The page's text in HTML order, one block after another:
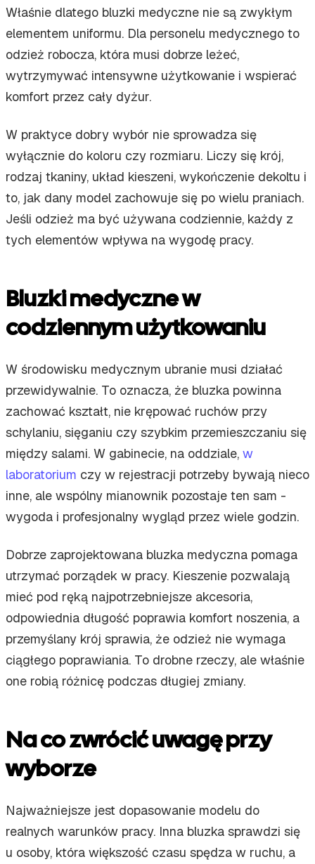
Właśnie dlatego bluzki medyczne nie są zwykłym
elementem uniformu. Dla personelu medycznego to
odzież robocza, która musi dobrze leżeć,
wytrzymywać intensywne użytkowanie i wspierać
komfort przez cały dyżur.
W praktyce dobry wybór nie sprowadza się
wyłącznie do koloru czy rozmiaru. Liczy się krój,
rodzaj tkaniny, układ kieszeni, wykończenie dekoltu i
to, jak dany model zachowuje się po wielu praniach.
Jeśli odzież ma być używana codziennie, każdy z
tych elementów wpływa na wygodę pracy.
Bluzki medyczne w
codziennym użytkowaniu
W środowisku medycznym ubranie musi działać
przewidywalnie. To oznacza, że bluzka powinna
zachować kształt, nie krępować ruchów przy
schylaniu, sięganiu czy szybkim przemieszczaniu się
między salami. W gabinecie, na oddziale, w
laboratorium czy w rejestracji potrzeby bywają nieco
inne, ale wspólny mianownik pozostaje ten sam -
wygoda i profesjonalny wygląd przez wiele godzin.
Dobrze zaprojektowana bluzka medyczna pomaga
utrzymać porządek w pracy. Kieszenie pozwalają
mieć pod ręką najpotrzebniejsze akcesoria,
odpowiednia długość poprawia komfort noszenia, a
przemyślany krój sprawia, że odzież nie wymaga
ciągłego poprawiania. To drobne rzeczy, ale właśnie
one robią różnicę podczas długiej zmiany.
Na co zwrócić uwagę przy
wyborze
Najważniejsze jest dopasowanie modelu do
realnych warunków pracy. Inna bluzka sprawdzi się
u osoby, która większość czasu spędza w ruchu, a